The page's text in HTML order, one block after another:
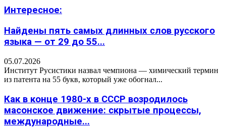
Интересное:
Найдены пять самых длинных слов русского
языка — от 29 до 55...
05.07.2026
Институт Русистики назвал чемпиона — химический термин
из патента на 55 букв, который уже обогнал...
Как в конце 1980-х в СССР возродилось
масонское движение: скрытые процессы,
международные...